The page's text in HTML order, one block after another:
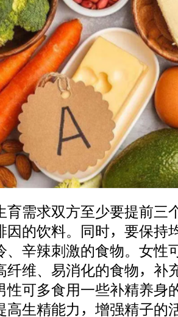
育需求双方至少要提前三
因的饮料。同时，要保持
、辛辣刺激的食物。女性
纤维、易消化的食物，补
性可多食用一些补精养身
高生精能力，增强精子的